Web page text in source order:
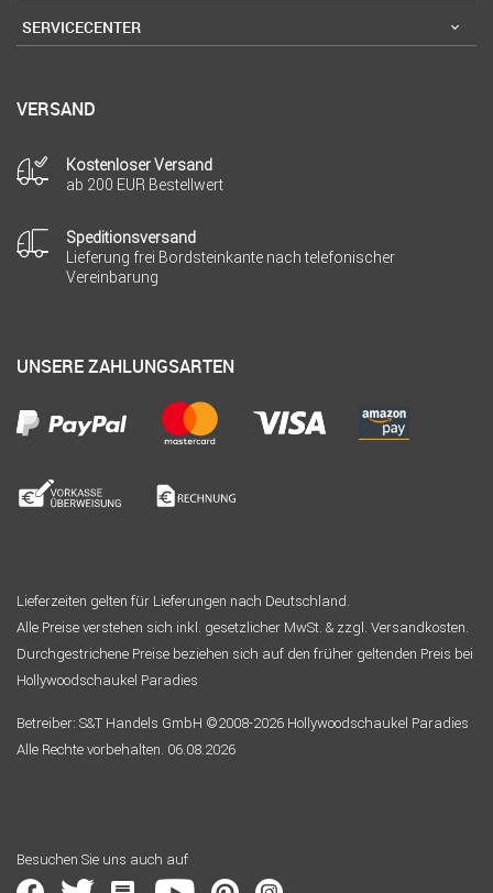
SERVICECENTER
VERSAND
Kostenloser Versand
ab 200 EUR Bestellwert
Speditionsversand
Lieferung frei Bordsteinkante nach telefonischer
Vereinbarung
UNSERE ZAHLUNGSARTEN
Lieferzeiten gelten für Lieferungen nach Deutschland.
Alle Preise verstehen sich inkl. gesetzlicher MwSt. & zzgl. Versandkosten.
Durchgestrichene Preise beziehen sich auf den früher geltenden Preis bei
Hollywoodschaukel Paradies
Betreiber: S&T Handels GmbH ©2008-2026 Hollywoodschaukel Paradies
Alle Rechte vorbehalten. 06.08.2026
Besuchen Sie uns auch auf